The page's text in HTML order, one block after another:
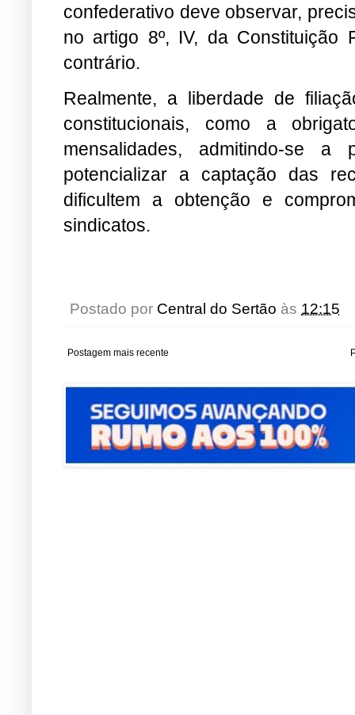
confederativo deve observar,
no artigo 8º, IV, da Constituição
contrário.
Realmente, a liberdade de
constitucionais, como a
mensalidades, admitindo-se
potencializar a captação das
dificultem a obtenção e
sindicatos.
Postado por Central do Sertão às 12:15
Postagem mais recente